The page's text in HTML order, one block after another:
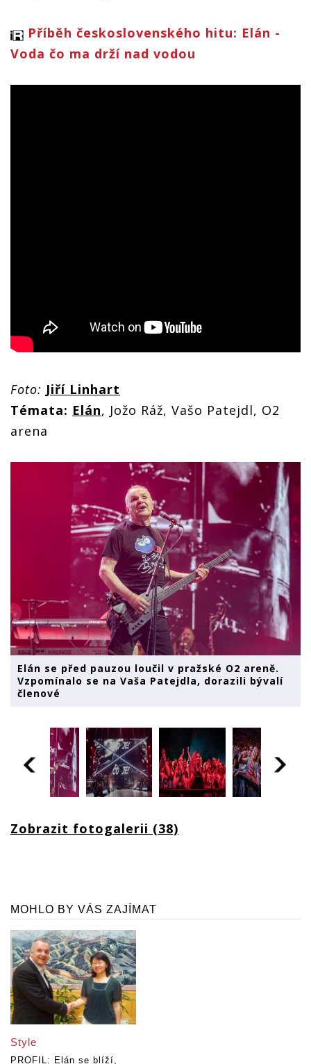
Příběh československého hitu: Elán -
Voda čo ma drží nad vodou
Foto: Jiří Linhart
Témata: Elán, Jožo Ráž, Vašo Patejdl, O2
arena
Elán se před pauzou loučil v pražské O2 areně.
Vzpomínalo se na Vaša Patejdla, dorazili bývalí
členové
Zobrazit fotogalerii (38)
MOHLO BY VÁS ZAJÍMAT
Style
PROFIL: Elán se blíží,